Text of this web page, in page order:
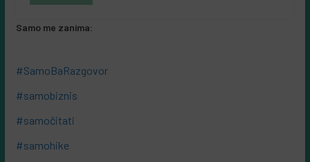
Samo me zanima:
#SamoBaRazgovor
#samobiznis
#samočitati
#samohike